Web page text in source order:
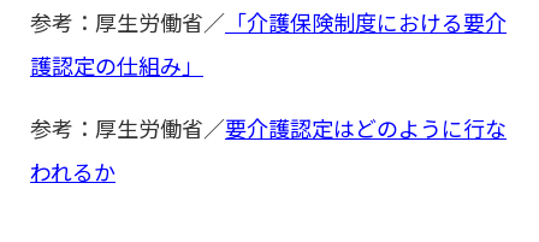
参考：厚生労働省／ 「介護保険制度における要介
護認定の仕組み」
参考：厚生労働省／要介護認定はどのように行な
われるか